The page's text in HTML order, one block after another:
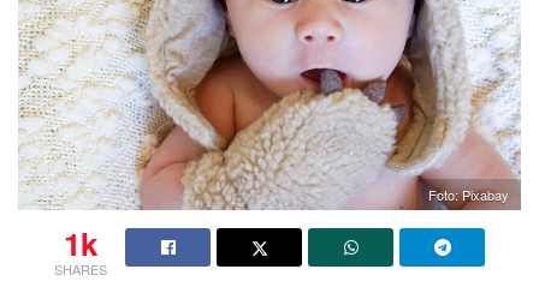
Foto: Pixabay
1k
SHARES